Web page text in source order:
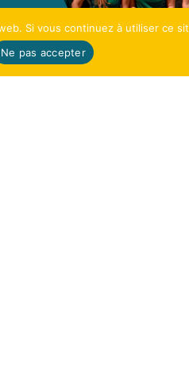
Si vous continuez à utiliser ce
Ne pas accepter